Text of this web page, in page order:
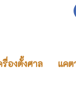
รื่องตั้งศาล แค